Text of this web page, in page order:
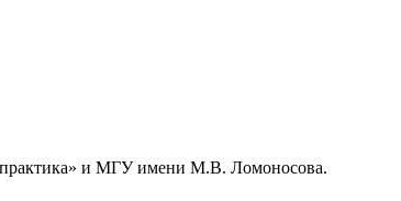
и МГУ имени М.В. Ломоносова.